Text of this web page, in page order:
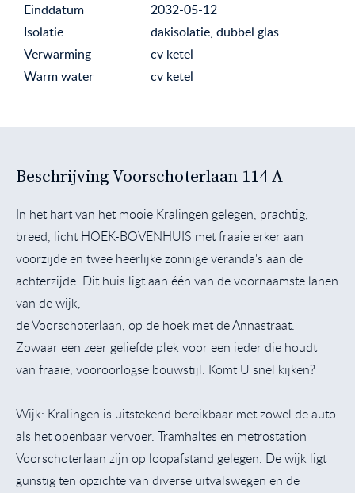
Einddatum
2032-05-12
Isolatie
dakisolatie, dubbel glas
Verwarming
cv ketel
Warm water
cv ketel
Beschrijving Voorschoterlaan 114 A
In het hart van het mooie Kralingen gelegen, prachtig,
breed, licht HOEK-BOVENHUIS met fraaie erker aan
voorzijde en twee heerlijke zonnige veranda's aan de
achterzijde. Dit huis ligt aan één van de voornaamste lanen
van de wijk,
de Voorschoterlaan, op de hoek met de Annastraat.
Zowaar een zeer geliefde plek voor een ieder die houdt
van fraaie, vooroorlogse bouwstijl. Komt U snel kijken?
Wijk: Kralingen is uitstekend bereikbaar met zowel de auto
als het openbaar vervoer. Tramhaltes en metrostation
Voorschoterlaan zijn op loopafstand gelegen. De wijk ligt
gunstig ten opzichte van diverse uitvalswegen en de